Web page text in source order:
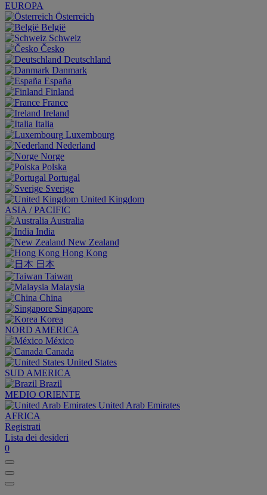
EUROPA
Österreich
België
Schweiz
Česko
Deutschland
Danmark
España
Finland
France
Ireland
Italia
Luxembourg
Nederland
Norge
Polska
Portugal
Sverige
United Kingdom
ASIA / PACIFIC
Australia
India
New Zealand
Hong Kong
日本
Taiwan
Malaysia
China
Singapore
Korea
NORD AMERICA
México
Canada
United States
SUD AMERICA
Brazil
MEDIO ORIENTE
United Arab Emirates
AFRICA
Registrati
Lista dei desideri
0